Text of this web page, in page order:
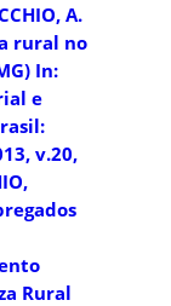
A.
rural no
In:
e
:
v.20,
Rural